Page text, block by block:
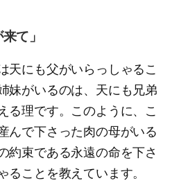
て」
天にも父がいらっしゃるこ
妹がいるのは、天にも兄弟
る理です。このように、こ
んで下さった肉の母がいる
約束である永遠の命を下さ
ることを教えています。